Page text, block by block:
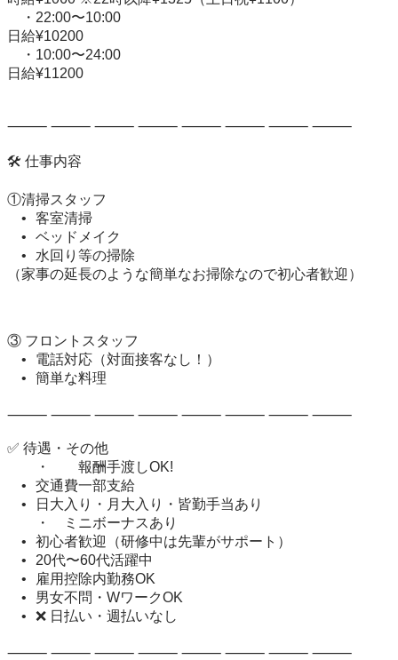
・22:00〜10:00
日給¥10200
日給¥11200
⸻ ⸻ ⸻ ⸻ ⸻ ⸻ ⸻ ⸻
🛠 仕事内容
①清掃スタッフ
（家事の延長のような簡単なお掃除なので初心者歓迎）
③ フロントスタッフ
⸻ ⸻ ⸻ ⸻ ⸻ ⸻ ⸻ ⸻
✅ 待遇・その他
・　　報酬手渡しOK!
・　ミニボーナスあり
⸻ ⸻ ⸻ ⸻ ⸻ ⸻ ⸻ ⸻